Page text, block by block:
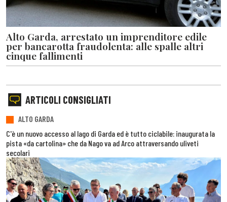
Alto Garda, arrestato un imprenditore edile
per bancarotta fraudolenta: alle spalle altri
cinque fallimenti
ARTICOLI CONSIGLIATI
ALTO GARDA
C'è un nuovo accesso al lago di Garda ed è tutto ciclabile: inaugurata la
pista «da cartolina» che da Nago va ad Arco attraversando uliveti
secolari